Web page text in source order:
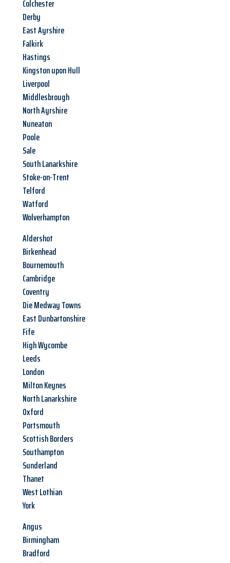
Colchester
Derby
East Ayrshire
Falkirk
Hastings
Kingston upon Hull
Liverpool
Middlesbrough
North Ayrshire
Nuneaton
Poole
Sale
South Lanarkshire
Stoke-on-Trent
Telford
Watford
Wolverhampton
Aldershot
Birkenhead
Bournemouth
Cambridge
Coventry
Die Medway Towns
East Dunbartonshire
Fife
High Wycombe
Leeds
London
Milton Keynes
North Lanarkshire
Oxford
Portsmouth
Scottish Borders
Southampton
Sunderland
Thanet
West Lothian
York
Angus
Birmingham
Bradford